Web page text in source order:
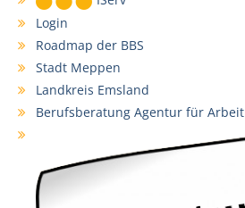
Login
Roadmap der BBS
Stadt Meppen
Landkreis Emsland
Berufsberatung Agentur für Arbeit